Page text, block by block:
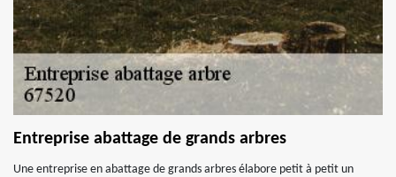
Entreprise abattage de grands arbres
Une entreprise en abattage de grands arbres élabore petit à petit un